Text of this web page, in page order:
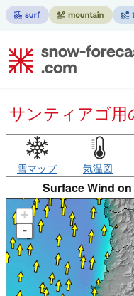
サンティアゴ
雪マップ 気温図
Surface Wind
+
-